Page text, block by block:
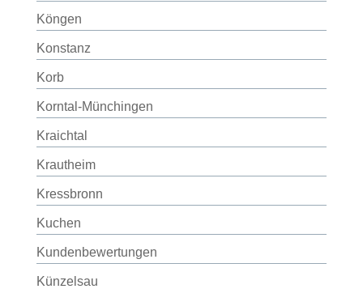
Köngen
Konstanz
Korb
Korntal-Münchingen
Kraichtal
Krautheim
Kressbronn
Kuchen
Kundenbewertungen
Künzelsau